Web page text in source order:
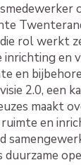
rol werkt
inrichting en
en
2.0, een
maakt
en
duurzame